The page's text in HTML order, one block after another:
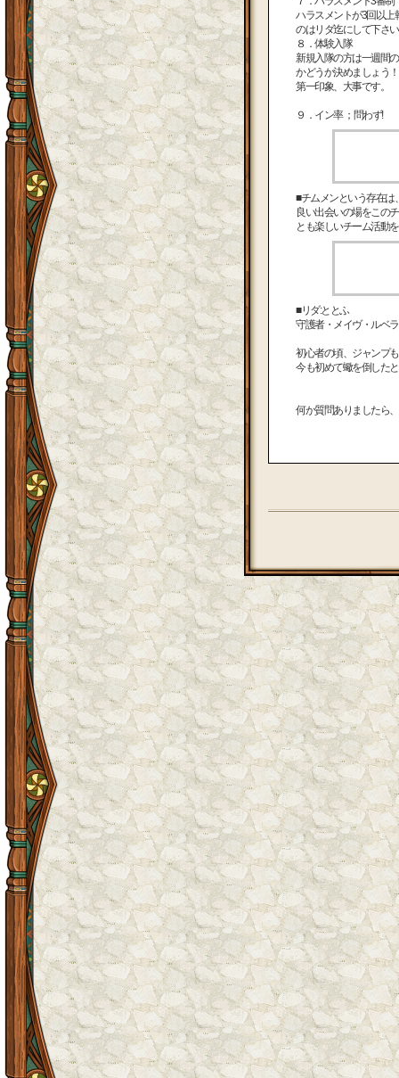
ハラスメントが3回以上
のはリダ迄にして下さ
８．体験入隊
新規入隊の方は一週間
かどうか決めましょう！
第一印象、大事です。
９．イン率 ；問わず!
■チムメンという存在は
良い出会いの場をこの
とも楽しいチーム活動
■リダ:ととふ
守護者・メイヴ・ルベ
初心者の頃、ジャンプ
今も初めて蠍を倒した
何か質問ありましたら